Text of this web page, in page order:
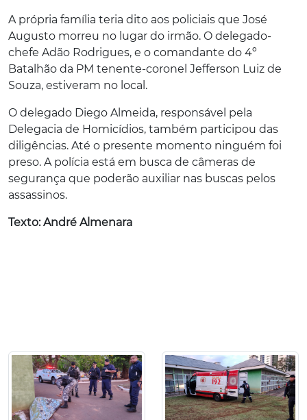
A própria família teria dito aos policiais que José
Augusto morreu no lugar do irmão. O delegado-
chefe Adão Rodrigues, e o comandante do 4º
Batalhão da PM tenente-coronel Jefferson Luiz de
Souza, estiveram no local.
O delegado Diego Almeida, responsável pela
Delegacia de Homicídios, também participou das
diligências. Até o presente momento ninguém foi
preso. A polícia está em busca de câmeras de
segurança que poderão auxiliar nas buscas pelos
assassinos.
Texto: André Almenara